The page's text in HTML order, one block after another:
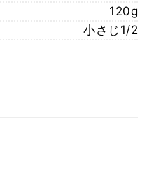
120g
小さじ1/2